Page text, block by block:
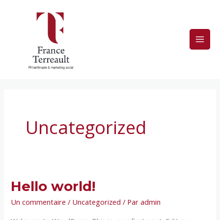
Uncategorized
Hello world!
Un commentaire / Uncategorized / Paradmin